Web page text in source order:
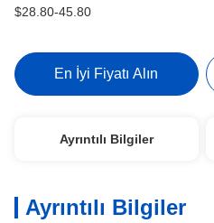
$28.80-45.80
En İyi Fiyatı Alın
Ayrıntılı Bilgiler
Ayrıntılı Bilgiler